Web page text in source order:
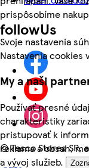
prispôsobíme
Svoje nastavenia
Nastavenia cookies
My a naši
Používať presné
charakteristiky
pristupovať k
reklama a obsah,
a vývoj služieb.
followUs
©Tesco Stores SR,